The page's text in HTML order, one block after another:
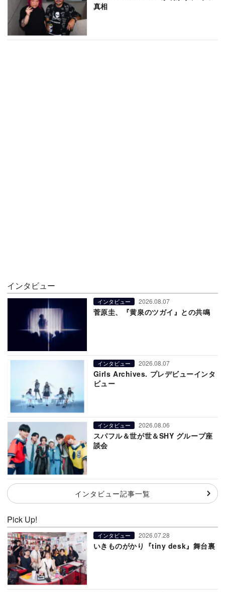
真相
インタビュー
インタビュー 2026.08.07
菅原圭、『黄泉のツガイ』との共鳴
インタビュー 2026.08.07
Girls Archives. プレデビューインタ
ビュー
インタビュー 2026.08.06
スパフル＆世が世＆SHY グループ座
談会
インタビュー記事一覧
Pick Up!
インタビュー 2026.07.28
いきものがかり『tiny desk』舞台裏